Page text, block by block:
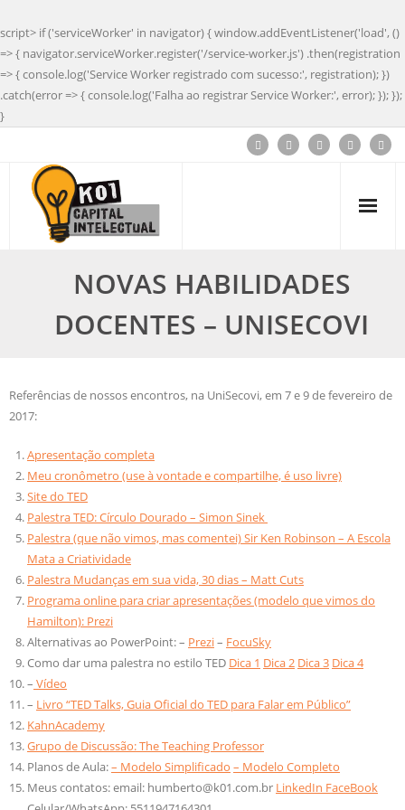
script> if ('serviceWorker' in navigator) { window.addEventListener('load', ()
=> { navigator.serviceWorker.register('/service-worker.js') .then(registration
=> { console.log('Service Worker registrado com sucesso:', registration); })
.catch(error => { console.log('Falha ao registrar Service Worker:', error); }); });
}
content
NOVAS HABILIDADES
DOCENTES – UNISECOVI
Referências de nossos encontros, na UniSecovi, em 7 e 9 de fevereiro de
2017:
Apresentação completa
Meu cronômetro (use à vontade e compartilhe, é uso livre)
Site do TED
Palestra TED: Círculo Dourado – Simon Sinek
Palestra (que não vimos, mas comentei) Sir Ken Robinson – A Escola
Mata a Criatividade
Palestra Mudanças em sua vida, 30 dias – Matt Cuts
Programa online para criar apresentações (modelo que vimos do
Hamilton): Prezi
Alternativas ao PowerPoint: – Prezi– FocuSky
Como dar uma palestra no estilo TED Dica 1 Dica 2 Dica 3 Dica 4
– Vídeo
– Livro “TED Talks, Guia Oficial do TED para Falar em Público”
KahnAcademy
Grupo de Discussão: The Teaching Professor
Planos de Aula:– Modelo Simplificado – Modelo Completo
Meus contatos: email: humberto@k01.com.br LinkedIn FaceBook